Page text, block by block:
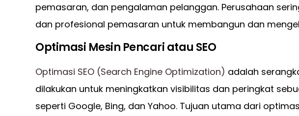
pemasaran, dan pengalaman pelanggan. Perusahaan
dan profesional pemasaran untuk membangun dan
Optimasi Mesin Pencari atau SEO
Optimasi SEO (Search Engine Optimization) adalah
dilakukan untuk meningkatkan visibilitas dan peringkat
seperti Google, Bing, dan Yahoo. Tujuan utama dari